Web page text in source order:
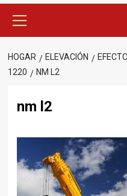
principal
HOGAR ELEVACIÓN
1220
NM L2
nm l2